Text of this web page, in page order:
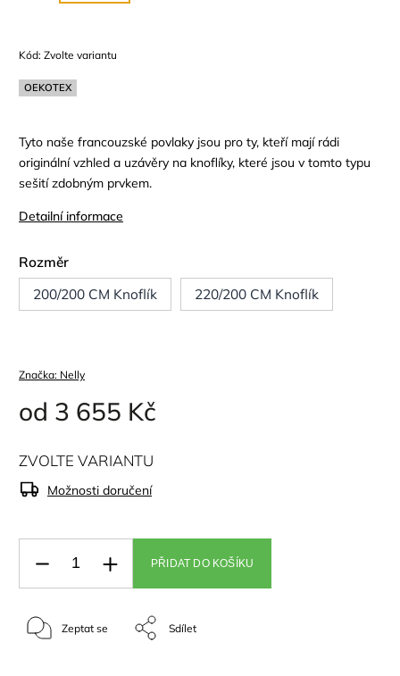
Kód: Zvolte variantu
OEKOTEX
Tyto naše francouzské povlaky jsou pro ty, kteří mají rádi
originální vzhled a uzávěry na knoflíky, které jsou v tomto typu
sešití zdobným prvkem.
Detailní informace
Rozměr
200/200 CM Knoflík
220/200 CM Knoflík
Značka: Nelly
od 3 655 Kč
ZVOLTE VARIANTU
Možnosti doručení
PŘIDAT DO KOŠÍKU
Zeptat se Sdílet